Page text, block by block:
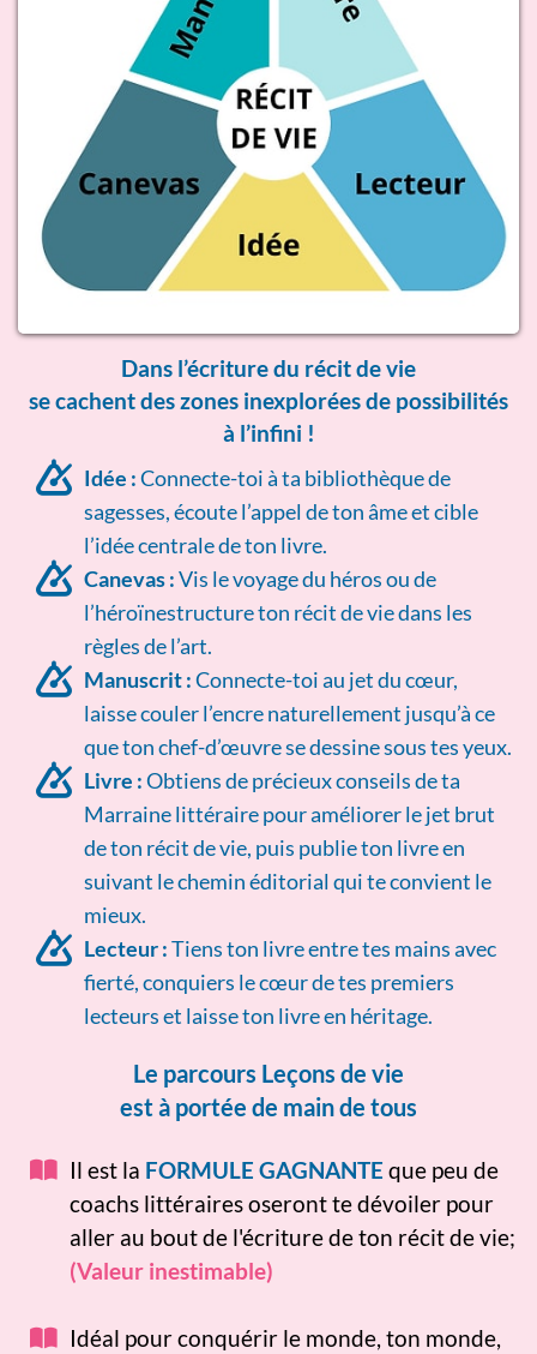
Dans l’écriture du récit de vie
se cachent des zones inexplorées de possibilités
à l’infini !
Idée :Connecte-toi à ta bibliothèque de
sagesses, écoute l’appel de ton âme et cible
l’idée centrale de ton livre.
Canevas :Vis le voyage du héros ou de
l’héroïnestructure ton récit de vie dans les
règles de l’art.
Manuscrit :Connecte-toi au jet du cœur,
laisse couler l’encre naturellement jusqu’à ce
que ton chef-d’œuvre se dessine sous tes yeux.
Livre :Obtiens de précieux conseils de ta
Marraine littéraire pour améliorer le jet brut
de ton récit de vie, puis publie ton livre en
suivant le chemin éditorial qui te convient le
mieux.
Lecteur :Tiens ton livre entre tes mains avec
fierté, conquiers le cœur de tes premiers
lecteurs et laisse ton livre en héritage.
Le parcours Leçons de vie
est à portée de main de tous
Il est la FORMULE GAGNANTE que peu de
coachs littéraires oseront te dévoiler pour
aller au bout de l'écriture de ton récit de vie;
(Valeur inestimable)
Idéal pour conquérir le monde, ton monde,